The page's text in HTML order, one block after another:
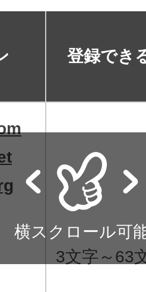
子証明書発行実績
策をかんたんに
ニタリング
月額で使える
Discount
ト広告などの掲載紹
ト（成果報酬型
登録でき
3文字～63
横スクロール可